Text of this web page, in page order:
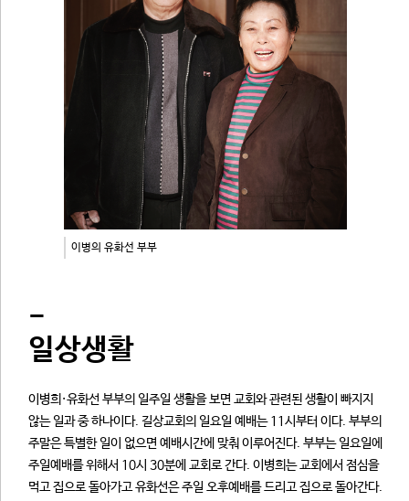
이병의 유화선 부부
-
일상생활
이병희·유화선 부부의 일주일 생활을 보면 교회와 관련된 생활이 빠지지
않는 일과 중 하나이다. 길상교회의 일요일 예배는 11시부터 이다. 부부의
주말은 특별한 일이 없으면 예배시간에 맞춰 이루어진다. 부부는 일요일에
주일예배를 위해서 10시 30분에 교회로 간다. 이병희는 교회에서 점심을
먹고 집으로 돌아가고 유화선은 주일 오후예배를 드리고 집으로 돌아간다.